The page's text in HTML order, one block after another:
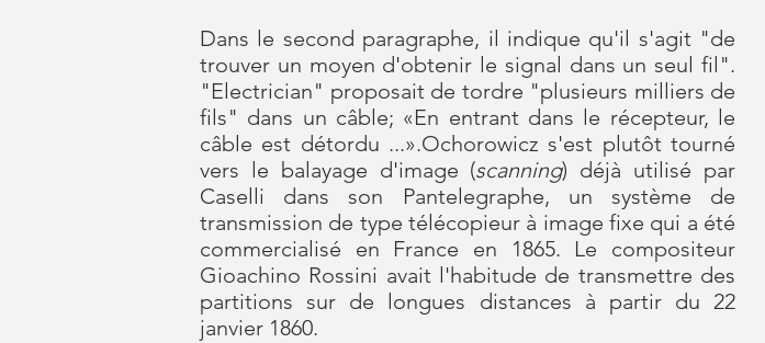
Dans le second paragraphe, il indique qu'il s'agit "de
trouver un moyen d'obtenir le signal dans un seul fil".
"Electrician" proposait de tordre "plusieurs milliers de
fils" dans un câble; «En entrant dans le récepteur, le
câble est détordu ...».Ochorowicz s'est plutôt tourné
vers le balayage d'image (scanning) déjà utilisé par
Caselli dans son Pantelegraphe, un système de
transmission de type télécopieur à image fixe qui a été
commercialisé en France en 1865. Le compositeur
Gioachino Rossini avait l'habitude de transmettre des
partitions sur de longues distances à partir du 22
janvier 1860.